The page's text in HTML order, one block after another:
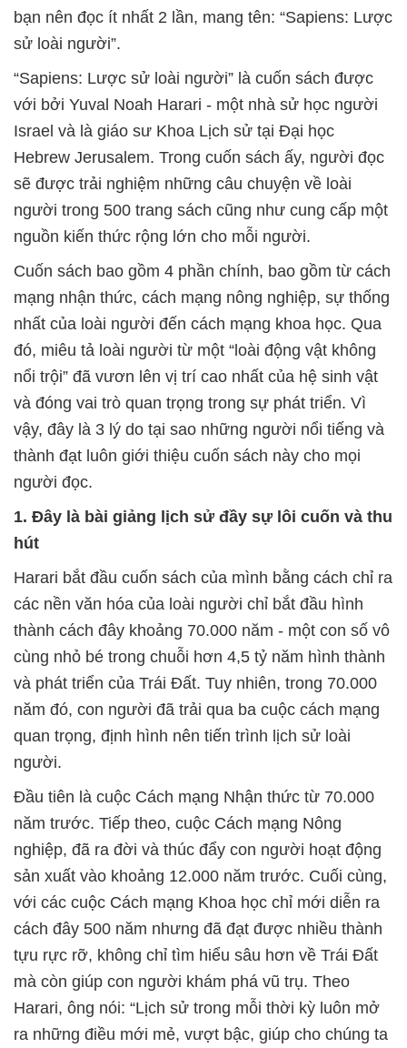
bạn nên đọc ít nhất 2 lần, mang tên: “Sapiens: Lược
sử loài người”.
“Sapiens: Lược sử loài người” là cuốn sách được
với bởi Yuval Noah Harari - một nhà sử học người
Israel và là giáo sư Khoa Lịch sử tại Đại học
Hebrew Jerusalem. Trong cuốn sách ấy, người đọc
sẽ được trải nghiệm những câu chuyện về loài
người trong 500 trang sách cũng như cung cấp một
nguồn kiến thức rộng lớn cho mỗi người.
Cuốn sách bao gồm 4 phần chính, bao gồm từ cách
mạng nhận thức, cách mạng nông nghiệp, sự thống
nhất của loài người đến cách mạng khoa học. Qua
đó, miêu tả loài người từ một “loài động vật không
nổi trội” đã vươn lên vị trí cao nhất của hệ sinh vật
và đóng vai trò quan trọng trong sự phát triển. Vì
vậy, đây là 3 lý do tại sao những người nổi tiếng và
thành đạt luôn giới thiệu cuốn sách này cho mọi
người đọc.
1. Đây là bài giảng lịch sử đầy sự lôi cuốn và thu
hút
Harari bắt đầu cuốn sách của mình bằng cách chỉ ra
các nền văn hóa của loài người chỉ bắt đầu hình
thành cách đây khoảng 70.000 năm - một con số vô
cùng nhỏ bé trong chuỗi hơn 4,5 tỷ năm hình thành
và phát triển của Trái Đất. Tuy nhiên, trong 70.000
năm đó, con người đã trải qua ba cuộc cách mạng
quan trọng, định hình nên tiến trình lịch sử loài
người.
Đầu tiên là cuộc Cách mạng Nhận thức từ 70.000
năm trước. Tiếp theo, cuộc Cách mạng Nông
nghiệp, đã ra đời và thúc đẩy con người hoạt động
sản xuất vào khoảng 12.000 năm trước. Cuối cùng,
với các cuộc Cách mạng Khoa học chỉ mới diễn ra
cách đây 500 năm nhưng đã đạt được nhiều thành
tựu rực rỡ, không chỉ tìm hiểu sâu hơn về Trái Đất
mà còn giúp con người khám phá vũ trụ. Theo
Harari, ông nói: “Lịch sử trong mỗi thời kỳ luôn mở
ra những điều mới mẻ, vượt bậc, giúp cho chúng ta